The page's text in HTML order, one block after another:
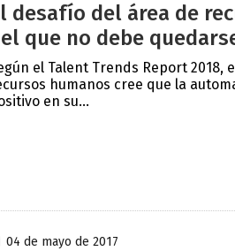
desafío del área de
que no debe
el Talent Trends Report 2018,
humanos cree que la
en su...
04 de mayo de 2017